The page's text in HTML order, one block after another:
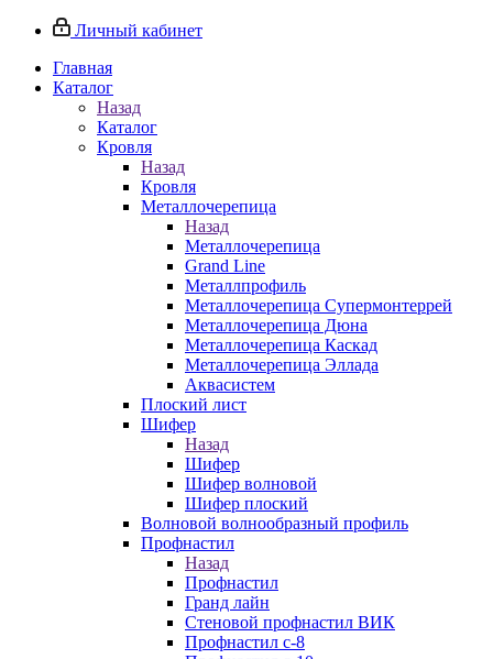
Личный кабинет
Главная
Каталог
Назад
Каталог
Кровля
Назад
Кровля
Металлочерепица
Назад
Металлочерепица
Grand Line
Металлпрофиль
Металлочерепица Супермонтеррей
Металлочерепица Дюна
Металлочерепица Каскад
Металлочерепица Эллада
Аквасистем
Плоский лист
Шифер
Назад
Шифер
Шифер волновой
Шифер плоский
Волновой волнообразный профиль
Профнастил
Назад
Профнастил
Гранд лайн
Стеновой профнастил ВИК
Профнастил с-8